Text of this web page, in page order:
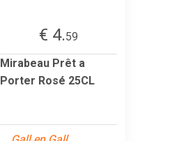
€ 4.59
Mirabeau Prêt a
Porter Rosé 25CL